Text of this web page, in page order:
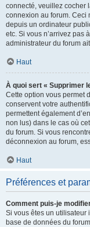
connecté, veuillez cocher
connexion au forum. Ceci
depuis un ordinateur
etc. Si vous n’arrivez pas
administrateur du forum
Haut
À quoi sert « Supprimer
Cette option vous permet
conservent votre
permettent également
non lus) dans le cas où
du forum. Si vous
déconnexion au forum,
Haut
Préférences et
Comment puis-je
Si vous êtes un utilisateur
base de données du